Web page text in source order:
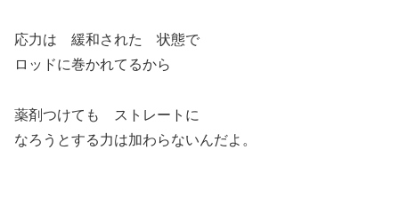
応力は 緩和された 状態で
ロッドに巻かれてるから
薬剤つけても ストレートに
なろうとする力は加わらないんだよ。